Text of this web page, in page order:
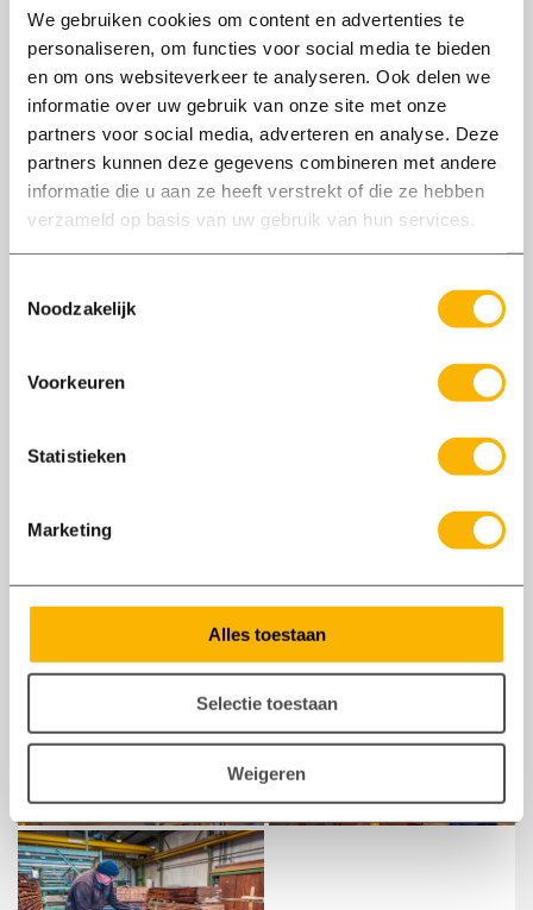
We gebruiken cookies om content en advertenties te
personaliseren, om functies voor social media te bieden
en om ons websiteverkeer te analyseren. Ook delen we
informatie over uw gebruik van onze site met onze
partners voor social media, adverteren en analyse. Deze
partners kunnen deze gegevens combineren met andere
informatie die u aan ze heeft verstrekt of die ze hebben
verzameld op basis van uw gebruik van hun services.
Noodzakelijk
Voorkeuren
Statistieken
Marketing
Alles toestaan
Selectie toestaan
Weigeren
Bekijk sfeerbeelden
Vacatures
Er zijn geen vacatures gevonden voor dit
bedrijf